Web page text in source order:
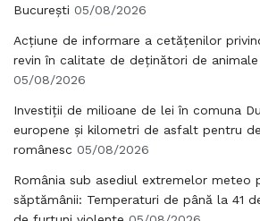
București 05/08/2026
Acțiune de informare a cetățenilor
revin în calitate de deținători de
05/08/2026
Investiții de milioane de lei în comuna
europene și kilometri de asfalt pentru
românesc 05/08/2026
România sub asediul extremelor meteo
săptămânii: Temperaturi de până la 41